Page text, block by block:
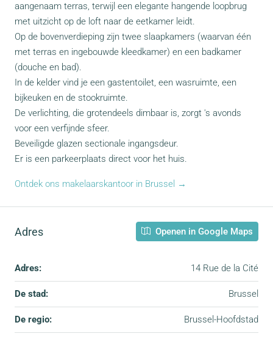
aangenaam terras, terwijl een elegante hangende loopbrug
met uitzicht op de loft naar de eetkamer leidt.
Op de bovenverdieping zijn twee slaapkamers (waarvan één
met terras en ingebouwde kleedkamer) en een badkamer
(douche en bad).
In de kelder vind je een gastentoilet, een wasruimte, een
bijkeuken en de stookruimte.
De verlichting, die grotendeels dimbaar is, zorgt 's avonds
voor een verfijnde sfeer.
Beveiligde glazen sectionale ingangsdeur.
Er is een parkeerplaats direct voor het huis.
Ontdek ons makelaarskantoor in Brussel →
Adres Openen in Google Maps
Adres: 14 Rue de la Cité
De stad: Brussel
De regio: Brussel-Hoofdstad